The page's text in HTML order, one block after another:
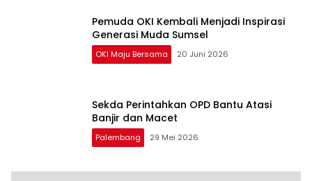
Pemuda OKI Kembali Menjadi Inspirasi
Generasi Muda Sumsel
OKI Maju Bersama 20 Juni 2026
Sekda Perintahkan OPD Bantu Atasi
Banjir dan Macet
Palembang 29 Mei 2026